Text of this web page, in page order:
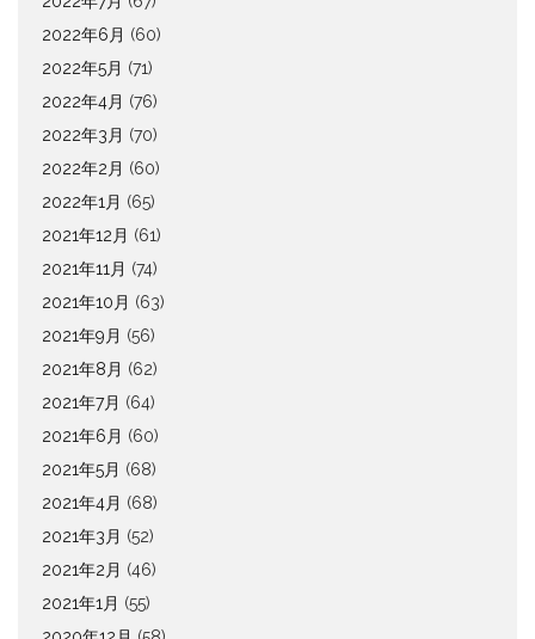
2022年6月 (60)
2022年5月 (71)
2022年4月 (76)
2022年3月 (70)
2022年2月 (60)
2022年1月 (65)
2021年12月 (61)
2021年11月 (74)
2021年10月 (63)
2021年9月 (56)
2021年8月 (62)
2021年7月 (64)
2021年6月 (60)
2021年5月 (68)
2021年4月 (68)
2021年3月 (52)
2021年2月 (46)
2021年1月 (55)